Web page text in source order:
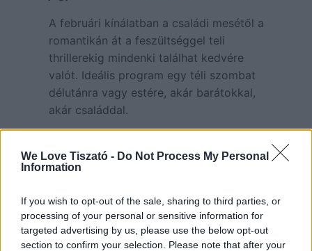
We Love Tiszató - Do Not Process My Personal
Information
If you wish to opt-out of the sale, sharing to third parties, or
processing of your personal or sensitive information for
targeted advertising by us, please use the below opt-out
section to confirm your selection. Please note that after your
A februári kínálatban a családi mesétől a
romantikán át a feszültséggel teli
thrillerekig mindenki találhat kedvére
valót. Ideális program egy téli szombat
délutánra vagy estére, akár barátokkal,
akár családdal.
című látványos, zenés‑romantikus
magyar film kerül bemutatásra, amely a
erdélyi kalotaszegi hagyományok
varázsát idézi meg. Két budapesti fiatal,
András és Péter utazását követi, akik